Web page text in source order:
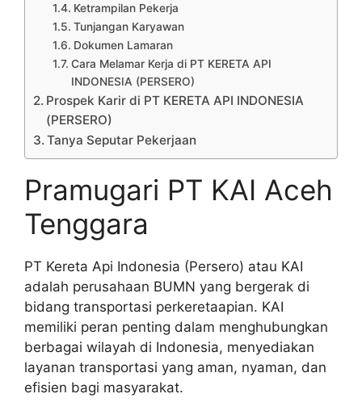
Ketrampilan Pekerja
Tunjangan Karyawan
Dokumen Lamaran
Cara Melamar Kerja di PT KERETA API
INDONESIA (PERSERO)
Prospek Karir di PT KERETA API INDONESIA
(PERSERO)
Tanya Seputar Pekerjaan
Pramugari PT KAI Aceh
Tenggara
PT Kereta Api Indonesia (Persero) atau KAI
adalah perusahaan BUMN yang bergerak di
bidang transportasi perkeretaapian. KAI
memiliki peran penting dalam menghubungkan
berbagai wilayah di Indonesia, menyediakan
layanan transportasi yang aman, nyaman, dan
efisien bagi masyarakat.